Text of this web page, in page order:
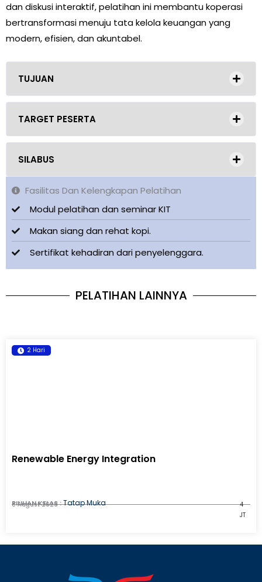
dan diskusi interaktif, pelatihan ini membantu koperasi
bertransformasi menuju tata kelola keuangan yang
modern, efisien, dan akuntabel.
TUJUAN
TARGET PESERTA
SILABUS
Fasilitas Dan Kelengkapan Pelatihan
Modul pelatihan dan seminar KIT
Makan siang dan rehat kopi.
Sertifikat kehadiran dari penyelenggara.
PELATIHAN LAINNYA
2 Hari
Renewable Energy Integration
PILIHAN KELAS :Tatap Muka
8 August 2026
4
JT